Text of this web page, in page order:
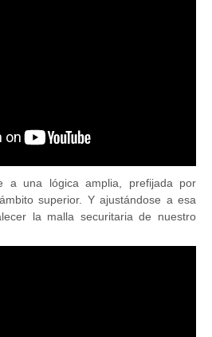
a una lógica amplia, prefijada por
superior. Y ajustándose a esa
la malla securitaria de nuestro